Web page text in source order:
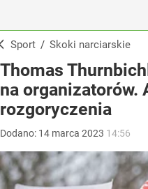
Sport / Skoki narciarskie
Thomas
na organizatorów.
rozgoryczenia
Dodano: 14 marca 2023 14:56